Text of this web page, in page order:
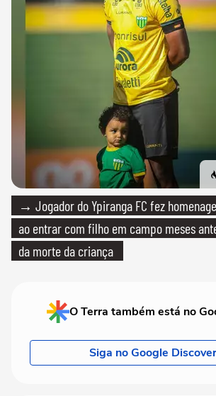
→ Jogador do Ypiranga FC fez
ao entrar com filho em campo meses
da morte da criança
O Terra também está no
Siga no Google Discover